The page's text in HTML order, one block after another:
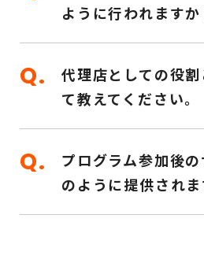
ように行われますか
代理店としての役
て教えてください。
プログラム参加後
のように提供されま